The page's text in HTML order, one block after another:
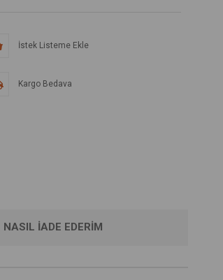
İstek Listeme Ekle
Kargo Bedava
NASIL İADE EDERIM